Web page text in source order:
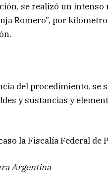
se realizó un
Romero”, por
del procedimiento, se
y sustancias y
la Fiscalía Federal de
Argentina